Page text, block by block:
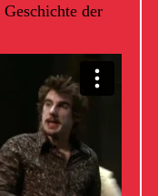
Geschichte der